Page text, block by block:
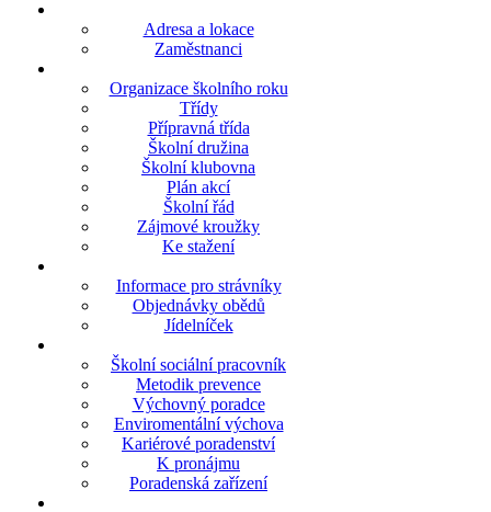
Adresa a lokace
Zaměstnanci
Organizace školního roku
Třídy
Přípravná třída
Školní družina
Školní klubovna
Plán akcí
Školní řád
Zájmové kroužky
Ke stažení
Informace pro strávníky
Objednávky obědů
Jídelníček
Školní sociální pracovník
Metodik prevence
Výchovný poradce
Enviromentální výchova
Kariérové poradenství
K pronájmu
Poradenská zařízení